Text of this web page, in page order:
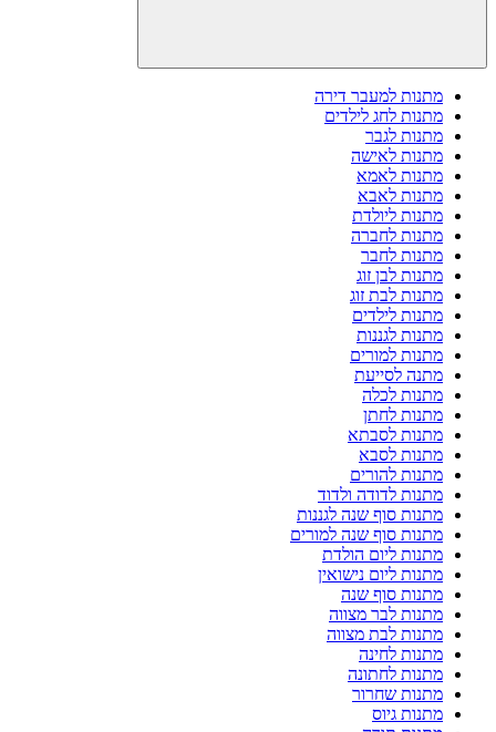
מתנות למעבר דירה
מתנות לחג לילדים
מתנות לגבר
מתנות לאישה
מתנות לאמא
מתנות לאבא
מתנות ליולדת
מתנות לחברה
מתנות לחבר
מתנות לבן זוג
מתנות לבת זוג
מתנות לילדים
מתנות לגננות
מתנות למורים
מתנה לסייעת
מתנות לכלה
מתנות לחתן
מתנות לסבתא
מתנות לסבא
מתנות להורים
מתנות לדודה ולדוד
מתנות סוף שנה לגננות
מתנות סוף שנה למורים
מתנות ליום הולדת
מתנות ליום נישואין
מתנות סוף שנה
מתנות לבר מצווה
מתנות לבת מצווה
מתנות לחינה
מתנות לחתונה
מתנות שחרור
מתנות גיוס